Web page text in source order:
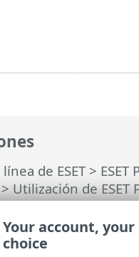
de ESET> ESET
Utilización de ESET
ESET PROTECT
>Informes>
Your account, your
choice